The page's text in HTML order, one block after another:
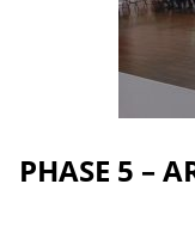
PHASE 5 –